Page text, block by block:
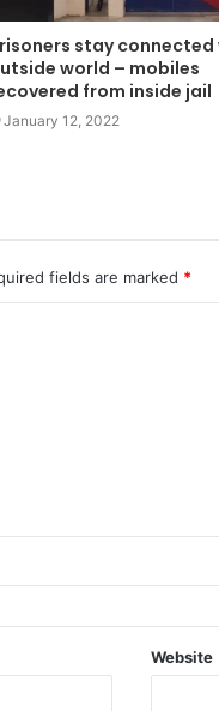
stay connected
world – mobiles
from inside jail
January 12, 2022
fields are marked *
Website